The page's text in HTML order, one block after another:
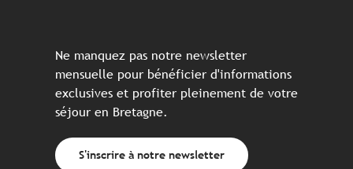
Ne manquez pas notre newsletter
mensuelle pour bénéficier d'informations
exclusives et profiter pleinement de votre
séjour en Bretagne.
S'inscrire à notre newsletter